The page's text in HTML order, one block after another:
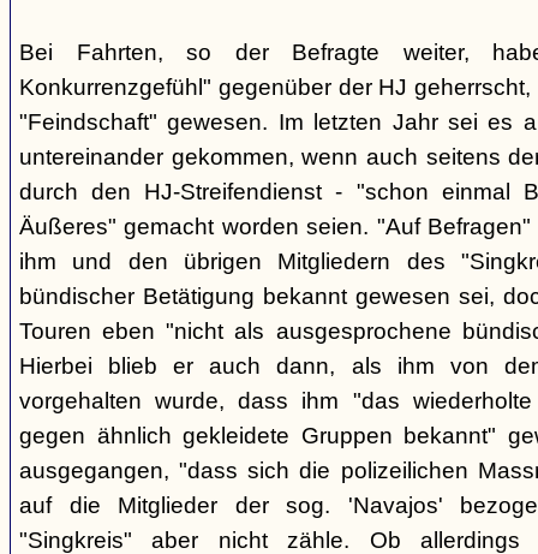
Bei Fahrten, so der Befragte weiter,
Konkurrenzgefühl" gegenüber der HJ
"Feindschaft" gewesen. Im letzten Jahr sei es
untereinander gekommen, wenn auch seitens
durch den HJ-Streifendienst - "schon einmal
Äußeres" gemacht worden seien. "Auf
ihm und den übrigen Mitgliedern des
bündischer Betätigung bekannt gewesen sei,
Touren eben "nicht als ausgesprochene
Hierbei blieb er auch dann, als ihm von
vorgehalten wurde, dass ihm "das
gegen ähnlich gekleidete Gruppen bekannt"
ausgegangen, "dass sich die polizeilichen
auf die Mitglieder der sog. 'Navajos'
"Singkreis" aber nicht zähle. Ob allerdings